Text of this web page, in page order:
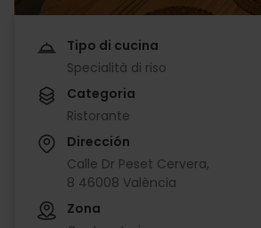
Tipo di cucina
Specialità di riso
Categoria
Ristorante
Dirección
Calle Dr Peset Cervera,
8 46008 València
Zona